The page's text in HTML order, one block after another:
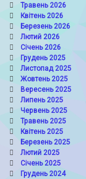
Травень 2026
Квітень 2026
Березень 2026
Лютий 2026
Січень 2026
Грудень 2025
Листопад 2025
Жовтень 2025
Вересень 2025
Липень 2025
Червень 2025
Травень 2025
Квітень 2025
Березень 2025
Лютий 2025
Січень 2025
Грудень 2024